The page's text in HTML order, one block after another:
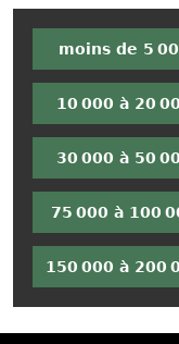
moins de 5
10 000 à 20
30 000 à 50
75 000 à 100
150 000 à 200